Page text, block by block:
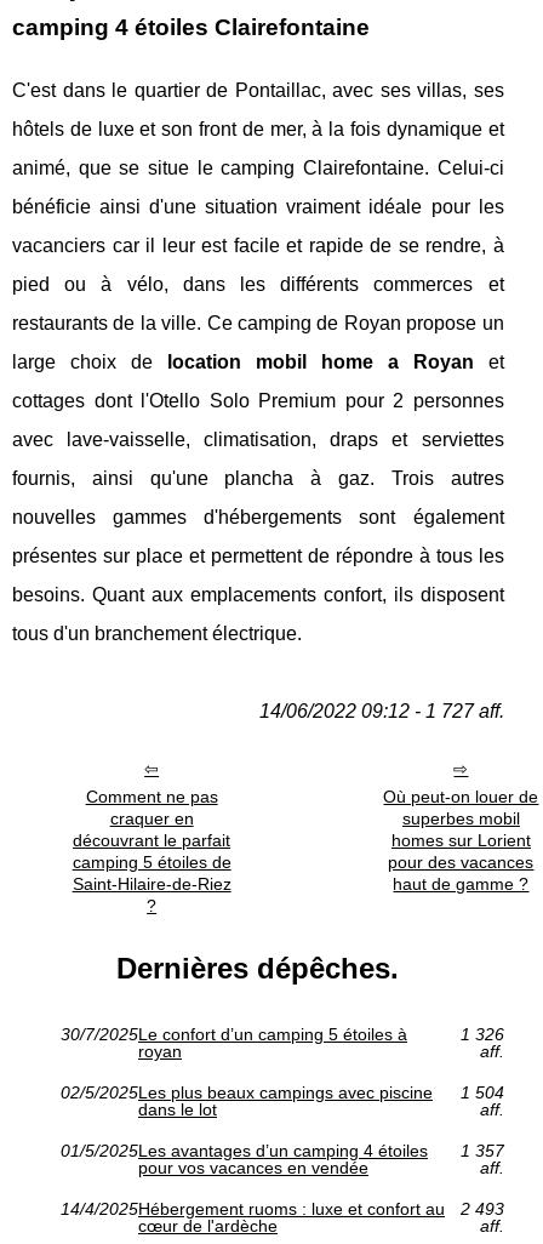
camping 4 étoiles Clairefontaine
C'est dans le quartier de Pontaillac, avec ses villas, ses
hôtels de luxe et son front de mer, à la fois dynamique et
animé, que se situe le camping Clairefontaine. Celui-ci
bénéficie ainsi d'une situation vraiment idéale pour les
vacanciers car il leur est facile et rapide de se rendre, à
pied ou à vélo, dans les différents commerces et
restaurants de la ville. Ce camping de Royan propose un
large choix de
location mobil home a Royan et
cottages dont l'Otello Solo Premium pour 2 personnes
avec lave-vaisselle, climatisation, draps et serviettes
fournis, ainsi qu'une plancha à gaz. Trois autres
nouvelles gammes d'hébergements sont également
présentes sur place et permettent de répondre à tous les
besoins. Quant aux emplacements confort, ils disposent
tous d'un branchement électrique.
14/06/2022 09:12 - 1 727 aff.
Comment ne pas
craquer en
découvrant le parfait
camping 5 étoiles de
Saint-Hilaire-de-Riez
?
Où peut-on louer de
superbes mobil
homes sur Lorient
pour des vacances
haut de gamme ?
Dernières dépêches.
30/7/2025Le confort d’un camping 5 étoiles à
royan
1 326
aff.
02/5/2025Les plus beaux campings avec piscine
dans le lot
1 504
aff.
01/5/2025Les avantages d’un camping 4 étoiles
pour vos vacances en vendée
1 357
aff.
14/4/2025Hébergement ruoms : luxe et confort au
cœur de l'ardèche
2 493
aff.